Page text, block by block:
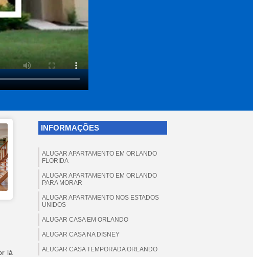
lá
INFORMAÇÕES
ALUGAR APARTAMENTO EM ORLANDO
FLORIDA
ALUGAR APARTAMENTO EM ORLANDO
PARA MORAR
ALUGAR APARTAMENTO NOS ESTADOS
UNIDOS
ALUGAR CASA EM ORLANDO
ALUGAR CASA NA DISNEY
ALUGAR CASA TEMPORADA ORLANDO